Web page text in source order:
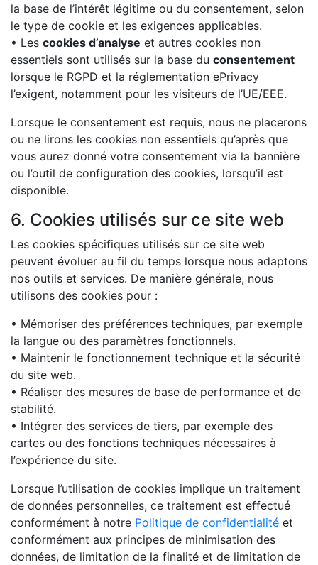
la base de l’intérêt légitime ou du consentement, selon
le type de cookie et les exigences applicables.
• Les cookies d’analyse et autres cookies non
essentiels sont utilisés sur la base du consentement
lorsque le RGPD et la réglementation ePrivacy
l’exigent, notamment pour les visiteurs de l’UE/EEE.
Lorsque le consentement est requis, nous ne placerons
ou ne lirons les cookies non essentiels qu’après que
vous aurez donné votre consentement via la bannière
ou l’outil de configuration des cookies, lorsqu’il est
disponible.
6. Cookies utilisés sur ce site web
Les cookies spécifiques utilisés sur ce site web
peuvent évoluer au fil du temps lorsque nous adaptons
nos outils et services. De manière générale, nous
utilisons des cookies pour :
• Mémoriser des préférences techniques, par exemple
la langue ou des paramètres fonctionnels.
• Maintenir le fonctionnement technique et la sécurité
du site web.
• Réaliser des mesures de base de performance et de
stabilité.
• Intégrer des services de tiers, par exemple des
cartes ou des fonctions techniques nécessaires à
l’expérience du site.
Lorsque l’utilisation de cookies implique un traitement
de données personnelles, ce traitement est effectué
conformément à notre Politique de confidentialité et
conformément aux principes de minimisation des
données, de limitation de la finalité et de limitation de